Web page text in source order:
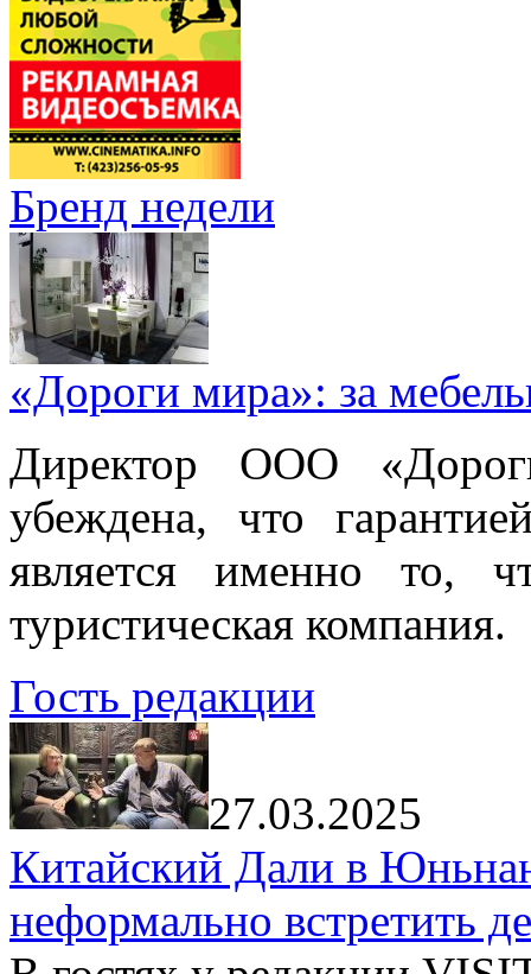
Бренд недели
«Дороги мира»: за
Директор ООО
убеждена, что
является именно то,
туристическая компания.
Гость редакции
27.03.2025
Китайский Дали в
неформально встретить